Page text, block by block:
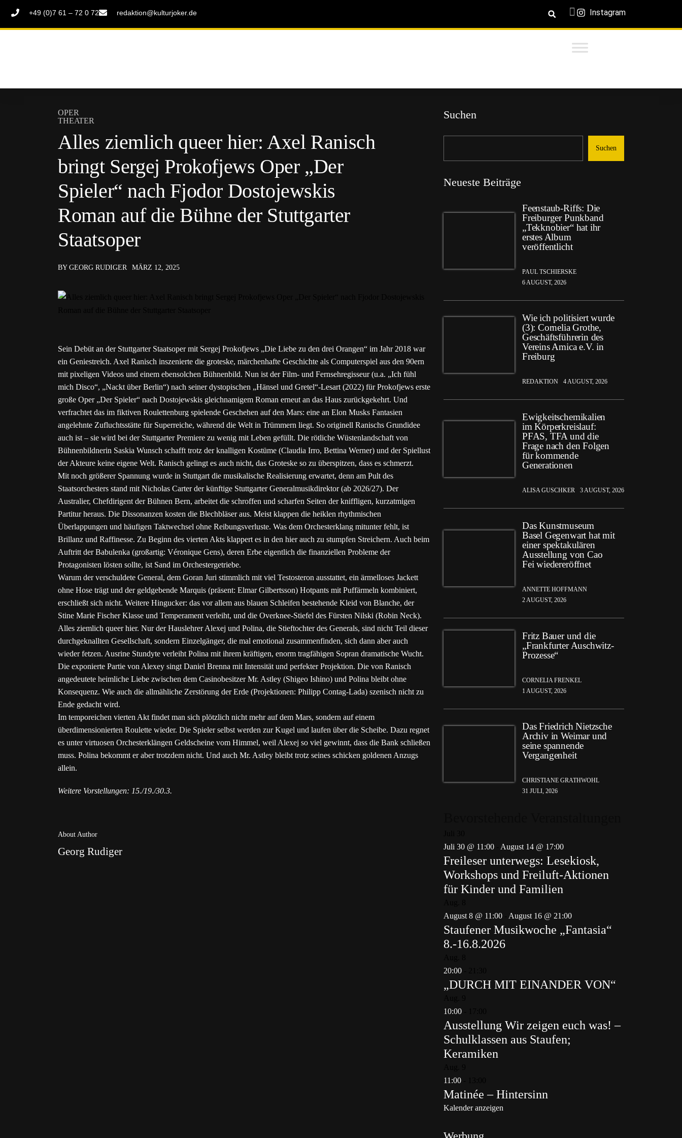
+49 (0)7 61 – 72 0 72 redaktion@kulturjoker.de Instagram
OPER
THEATER
Alles ziemlich queer hier: Axel Ranisch
bringt Sergej Prokofjews Oper „Der
Spieler“ nach Fjodor Dostojewskis
Roman auf die Bühne der Stuttgarter
Staatsoper
BY GEORG RUDIGER MÄRZ 12, 2025
Sein Debüt an der Stuttgarter Staatsoper mit Sergej Prokofjews „Die Liebe zu den drei Orangen“ im Jahr 2018 war
ein Geniestreich. Axel Ranisch inszenierte die groteske, märchenhafte Geschichte als Computerspiel aus den 90ern
mit pixeligen Videos und einem ebensolchen Bühnenbild. Nun ist der Film- und Fernsehregisseur (u.a. „Ich fühl
mich Disco“, „Nackt über Berlin“) nach seiner dystopischen „Hänsel und Gretel“-Lesart (2022) für Prokofjews erste
große Oper „Der Spieler“ nach Dostojewskis gleichnamigem Roman erneut an das Haus zurückgekehrt. Und
verfrachtet das im fiktiven Roulettenburg spielende Geschehen auf den Mars: eine an Elon Musks Fantasien
angelehnte Zufluchtsstätte für Superreiche, während die Welt in Trümmern liegt. So originell Ranischs Grundidee
auch ist – sie wird bei der Stuttgarter Premiere zu wenig mit Leben gefüllt. Die rötliche Wüstenlandschaft von
Bühnenbildnerin Saskia Wunsch schafft trotz der knalligen Kostüme (Claudia Irro, Bettina Werner) und der Spiellust
der Akteure keine eigene Welt. Ranisch gelingt es auch nicht, das Groteske so zu überspitzen, dass es schmerzt.
Mit noch größerer Spannung wurde in Stuttgart die musikalische Realisierung erwartet, denn am Pult des
Staatsorchesters stand mit Nicholas Carter der künftige Stuttgarter Generalmusikdirektor (ab 2026/27). Der
Australier, Chefdirigent der Bühnen Bern, arbeitet die schroffen und scharfen Seiten der kniffligen, kurzatmigen
Partitur heraus. Die Dissonanzen kosten die Blechbläser aus. Meist klappen die heiklen rhythmischen
Überlappungen und häufigen Taktwechsel ohne Reibungsverluste. Was dem Orchesterklang mitunter fehlt, ist
Brillanz und Raffinesse. Zu Beginn des vierten Akts klappert es in den hier auch zu stumpfen Streichern. Auch beim
Auftritt der Babulenka (großartig: Véronique Gens), deren Erbe eigentlich die finanziellen Probleme der
Protagonisten lösten sollte, ist Sand im Orchestergetriebe.
Warum der verschuldete General, dem Goran Juri stimmlich mit viel Testosteron ausstattet, ein ärmelloses Jackett
ohne Hose trägt und der geldgebende Marquis (präsent: Elmar Gilbertsson) Hotpants mit Puffärmeln kombiniert,
erschließt sich nicht. Weitere Hingucker: das vor allem aus blauen Schleifen bestehende Kleid von Blanche, der
Stine Marie Fischer Klasse und Temperament verleiht, und die Overknee-Stiefel des Fürsten Nilski (Robin Neck).
Alles ziemlich queer hier. Nur der Hauslehrer Alexej und Polina, die Stieftochter des Generals, sind nicht Teil dieser
durchgeknallten Gesellschaft, sondern Einzelgänger, die mal emotional zusammenfinden, sich dann aber auch
wieder fetzen. Ausrine Stundyte verleiht Polina mit ihrem kräftigen, enorm tragfähigen Sopran dramatische Wucht.
Die exponierte Partie von Alexey singt Daniel Brenna mit Intensität und perfekter Projektion. Die von Ranisch
angedeutete heimliche Liebe zwischen dem Casinobesitzer Mr. Astley (Shigeo Ishino) und Polina bleibt ohne
Konsequenz. Wie auch die allmähliche Zerstörung der Erde (Projektionen: Philipp Contag-Lada) szenisch nicht zu
Ende gedacht wird.
Im temporeichen vierten Akt findet man sich plötzlich nicht mehr auf dem Mars, sondern auf einem
überdimensionierten Roulette wieder. Die Spieler selbst werden zur Kugel und laufen über die Scheibe. Dazu regnet
es unter virtuosen Orchesterklängen Geldscheine vom Himmel, weil Alexej so viel gewinnt, dass die Bank schließen
muss. Polina bekommt er aber trotzdem nicht. Und auch Mr. Astley bleibt trotz seines schicken goldenen Anzugs
allein.
Weitere Vorstellungen: 15./19./30.3.
About Author
Georg Rudiger
Suchen
Suchen
Neueste Beiträge
Feenstaub-Riffs: Die
Freiburger Punkband
„Tekknobier“ hat ihr
erstes Album
veröffentlicht
PAUL TSCHIERSKE
6 AUGUST, 2026
Wie ich politisiert wurde
(3): Cornelia Grothe,
Geschäftsführerin des
Vereins Amica e.V. in
Freiburg
REDAKTION 4 AUGUST, 2026
Ewigkeitschemikalien
im Körperkreislauf:
PFAS, TFA und die
Frage nach den Folgen
für kommende
Generationen
ALISA GUSCHKER 3 AUGUST, 2026
Das Kunstmuseum
Basel Gegenwart hat mit
einer spektakulären
Ausstellung von Cao
Fei wiedereröffnet
ANNETTE HOFFMANN
2 AUGUST, 2026
Fritz Bauer und die
„Frankfurter Auschwitz-
Prozesse“
CORNELIA FRENKEL
1 AUGUST, 2026
Das Friedrich Nietzsche
Archiv in Weimar und
seine spannende
Vergangenheit
CHRISTIANE GRATHWOHL
31 JULI, 2026
Juli 30 @ 11:00
August 14 @ 17:00
Freileser unterwegs: Lesekiosk,
Workshops und Freiluft-Aktionen
für Kinder und Familien
August 8 @ 11:00
August 16 @ 21:00
Staufener Musikwoche „Fantasia“
8.-16.8.2026
20:00
„DURCH MIT EINANDER VON“
10:00
Ausstellung Wir zeigen euch was! –
Schulklassen aus Staufen;
Keramiken
11:00
Matinée – Hintersinn
Kalender anzeigen